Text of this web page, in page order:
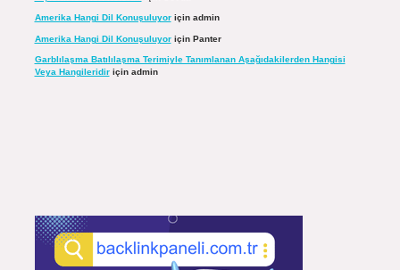
Amerika Hangi Dil Konuşuluyoriçin admin
Amerika Hangi Dil Konuşuluyoriçin Panter
Garblılaşma Batılılaşma Terimiyle Tanımlanan Aşağıdakilerden Hangisi
Veya Hangileridiriçin admin